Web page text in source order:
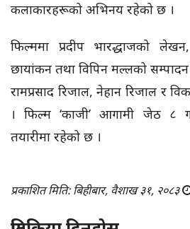
कलाकारहरूको अभिनय रहेको छ ।
फिल्ममा प्रदीप भारद्धाजको
छायांकन तथा विपिन मल्लको सम्पादन
रामप्रसाद रिजाल, नेहान रिजाल र
। फिल्म ‘काजी’ आगामी जेठ ८
तयारीमा रहेको छ ।
प्रकाशित मिति: बिहीबार, वैशाख ३१, २०८३